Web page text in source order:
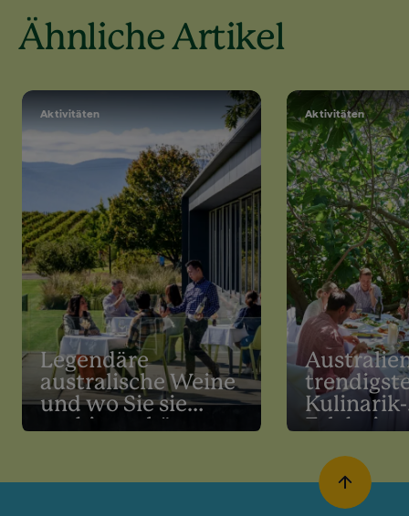
Ähnliche Artikel
Aktivitäten
Legendäre
australische Weine
und wo Sie sie
probieren können
Aktivitäten
Kulinarik-